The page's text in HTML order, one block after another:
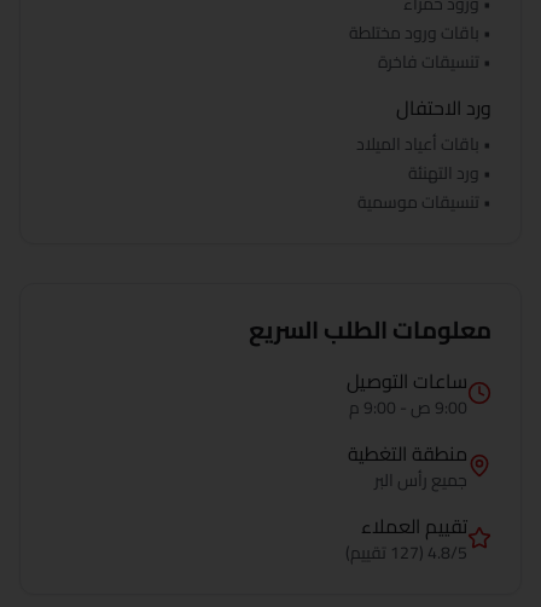
• باقات ورود مختلطة
• تنسيقات فاخرة
ورد الاحتفال
• باقات أعياد الميلاد
• ورد التهنئة
• تنسيقات موسمية
معلومات الطلب السريع
ساعات التوصيل
9:00 ص - 9:00 م
منطقة التغطية
جميعرأس البر
تقييم العملاء
4.8/5 (127 تقييم)